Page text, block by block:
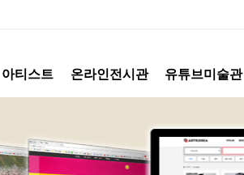
아티스트 온라인전시관 유튜브미술관